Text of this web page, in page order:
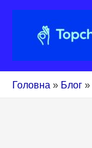
Перейти
Головна » Блог »